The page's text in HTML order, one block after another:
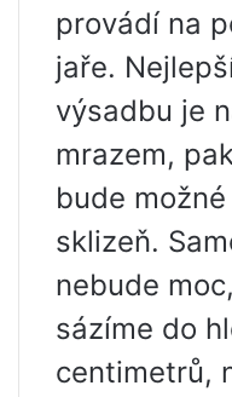
provádí na
jaře.
výsadbu je
mrazem,
bude
sklizeň.
nebude
sázíme do
centimetrů,